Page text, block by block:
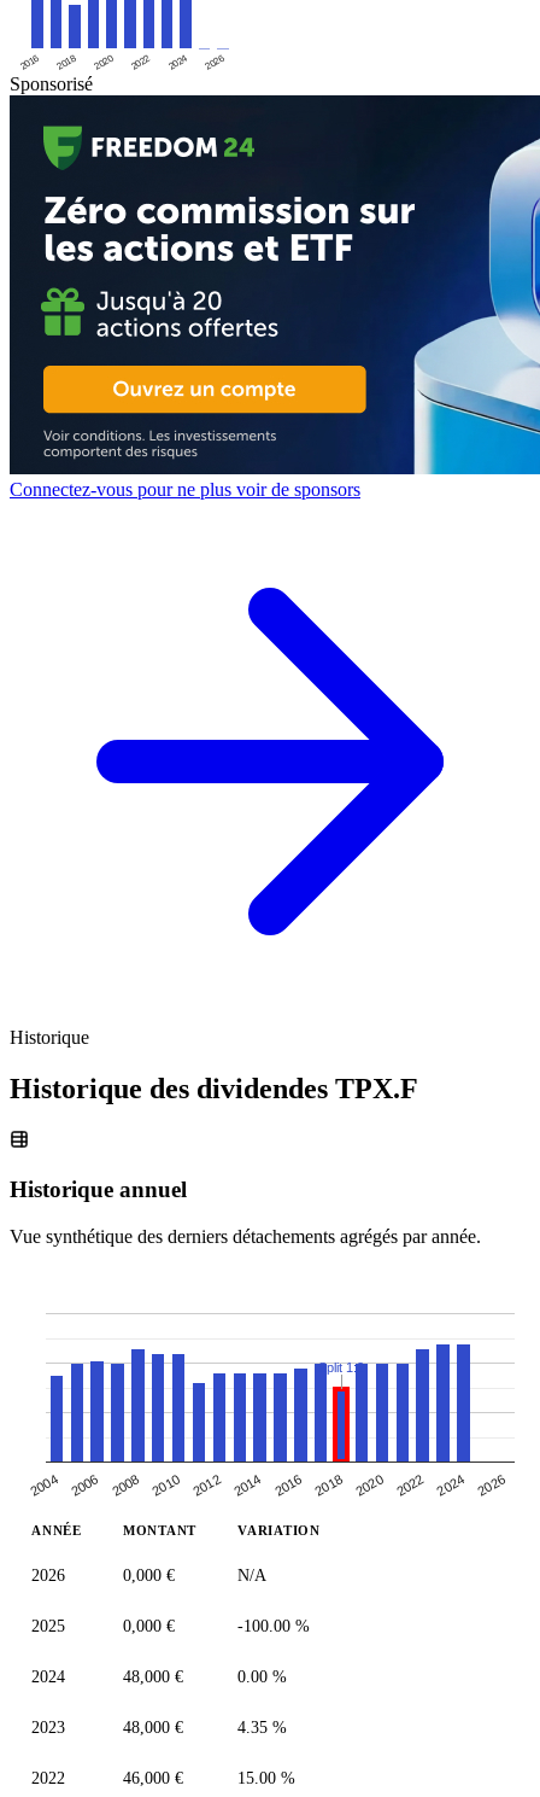
2016 2018 2020 2022 2024 2026
Sponsorisé
Connectez-vous pour ne plus voir de sponsors
Historique
Historique des dividendes TPX.F
Historique annuel
Vue synthétique des derniers détachements agrégés par année.
2004 2006 2008 2010 2012 2014 2016 2018 2020 2022 2024 2026
Split 1:2
ANNÉE MONTANT VARIATION
2026 0,000 € N/A
2025 0,000 € -100.00 %
2024 48,000 € 0.00 %
2023 48,000 € 4.35 %
2022 46,000 € 15.00 %